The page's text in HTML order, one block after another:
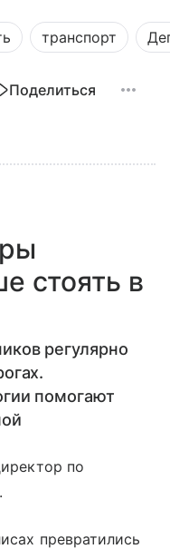
транспорт
Поделиться
стоять в
регулярно
помогают
по
превратились